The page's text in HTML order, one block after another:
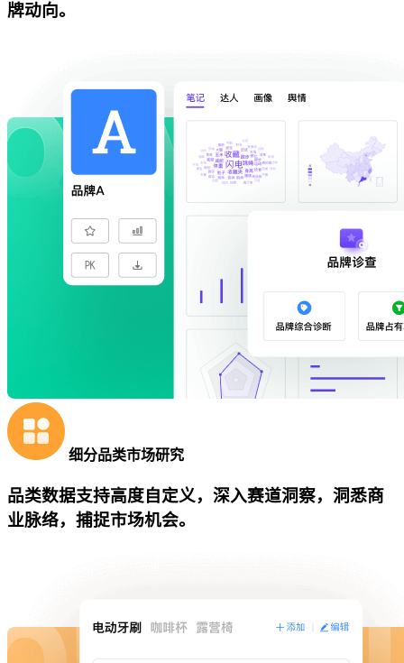
牌动向。
细分品类市场研究
品类数据支持高度自定义，深入赛道洞察，洞悉商
业脉络，捕捉市场机会。